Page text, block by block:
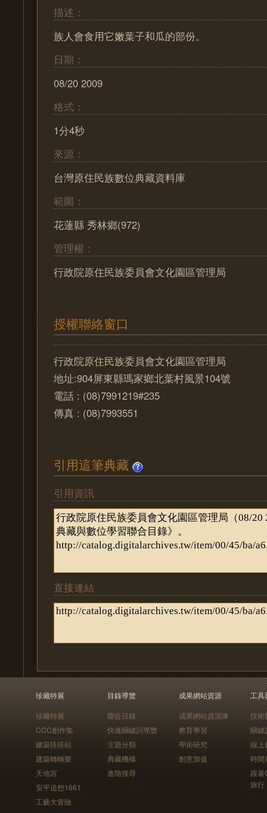
描述：
族人會食用它嫩葉子和瓜的部份。
日期：
08/20 2009
格式：
1分4秒
來源：
台灣原住民族數位典藏資料庫
範圍：
花蓮縣 秀林鄉(972)
管理權：
行政院原住民族委員會文化園區管理局
授權聯絡窗口
行政院原住民族委員會文化園區管理局
地址:904屏東縣瑪家鄉北葉村風景104號
電話 : (08)7991219#235
傳真 : (08)7993551
引用這筆典藏
引用資訊
直接連結
珍藏特展
珍藏特展
CCC創作集
建築排排站
建築轉轉樂
天地宮
安平追想1661
工藝大冒險
目錄導覽
聯合目錄
快速關鍵詞導覽
主題分類
典藏機構
進階搜尋
成果網站資源
成果網站資源庫
教育學習
學術研究
創意加值
工具
技術
關鍵
線上
時間
跟
旅行